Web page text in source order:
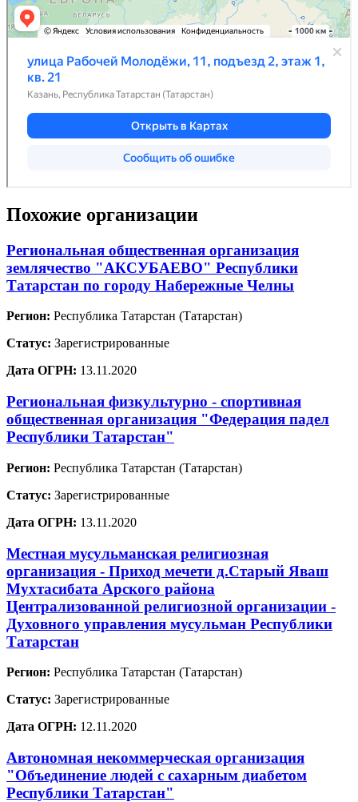
Похожие организации
Региональная общественная организация
землячество "АКСУБАЕВО" Республики
Татарстан по городу Набережные Челны
Регион: Республика Татарстан (Татарстан)
Статус: Зарегистрированные
Дата ОГРН: 13.11.2020
Региональная физкультурно - спортивная
общественная организация "Федерация падел
Республики Татарстан"
Регион: Республика Татарстан (Татарстан)
Статус: Зарегистрированные
Дата ОГРН: 13.11.2020
Местная мусульманская религиозная
организация - Приход мечети д.Старый Яваш
Мухтасибата Арского района
Централизованной религиозной организации -
Духовного управления мусульман Республики
Татарстан
Регион: Республика Татарстан (Татарстан)
Статус: Зарегистрированные
Дата ОГРН: 12.11.2020
Автономная некоммерческая организация
"Объединение людей с сахарным диабетом
Республики Татарстан"